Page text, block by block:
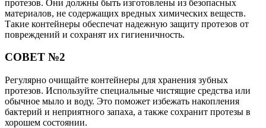
протезов. Они должны быть изготовлены из безопасных
материалов, не содержащих вредных химических веществ.
Такие контейнеры обеспечат надежную защиту протезов от
повреждений и сохранят их гигиеничность.
СОВЕТ №2
Регулярно очищайте контейнеры для хранения зубных
протезов. Используйте специальные чистящие средства или
обычное мыло и воду. Это поможет избежать накопления
бактерий и неприятного запаха, а также сохранит протезы в
хорошем состоянии.